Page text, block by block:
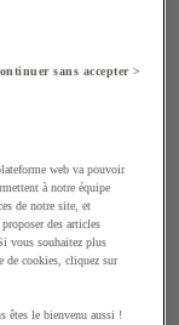
sans accepter >
web va pouvoir
à notre équipe
de notre site, et
des articles
vous souhaitez plus
de cookies, cliquez sur
êtes le bienvenu aussi !